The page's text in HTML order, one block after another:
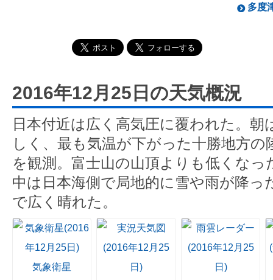
多度
2016年12月25日の天気概況
日本付近は広く高気圧に覆われた。朝
しく、最も気温が下がった十勝地方の
を観測。富士山の山頂よりも低くなっ
中は日本海側で局地的に雪や雨が降っ
で広く晴れた。
気象衛星